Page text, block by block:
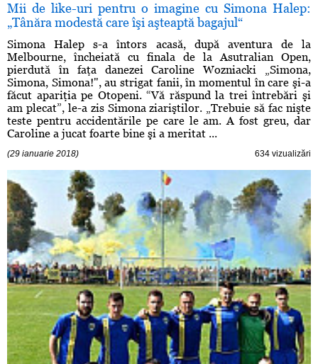
Mii de like-uri pentru o imagine cu Simona Halep:
„Tânăra modestă care îşi aşteaptă bagajul“
Simona Halep s-a întors acasă, după aventura de la
Melbourne, încheiată cu finala de la Asutralian Open,
pierdută în faţa danezei Caroline Wozniacki „Simona,
Simona, Simona!", au strigat fanii, în momentul în care şi-a
făcut apariţia pe Otopeni. “Vă răspund la trei întrebări şi
am plecat”, le-a zis Simona ziariştilor. „Trebuie să fac nişte
teste pentru accidentările pe care le am. A fost greu, dar
Caroline a jucat foarte bine şi a meritat ...
(29 ianuarie 2018) 634 vizualizări